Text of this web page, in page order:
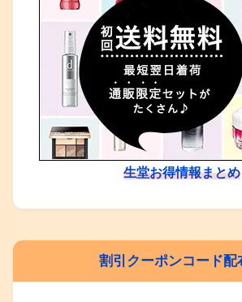
生堂お得情報まとめ
割引クーポンコード配